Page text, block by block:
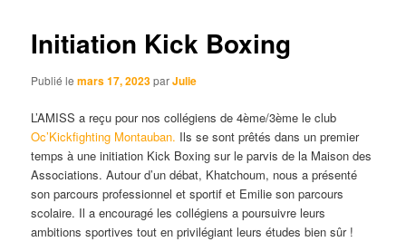
Initiation Kick Boxing
Publié lemars 17, 2023parJulie
L’AMISS a reçu pour nos collégiens de 4ème/3ème le club
Oc’Kickfighting Montauban. Ils se sont prêtés dans un premier
temps à une initiation Kick Boxing sur le parvis de la Maison des
Associations. Autour d’un débat, Khatchoum, nous a présenté
son parcours professionnel et sportif et Emilie son parcours
scolaire. Il a encouragé les collégiens a poursuivre leurs
ambitions sportives tout en privilégiant leurs études bien sûr !